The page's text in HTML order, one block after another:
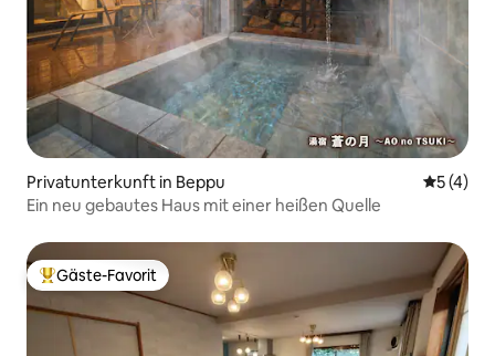
Privatunterkunft in Beppu
5 (4)
Ein neu gebautes Haus mit einer heißen Quelle
Beliebter Gäste-Favorit.
Gäste-Favorit